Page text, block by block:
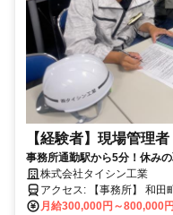
【経験者】現場管理者
事務所通勤駅から5分！休み
株式会社タイシン工業
アクセス:
月給300,000円～800,000円